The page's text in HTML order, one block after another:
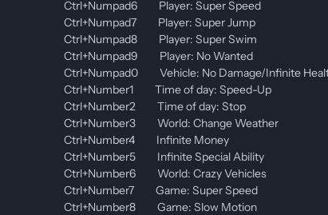
Ctrl+Numpad6 Player: Super Speed
Ctrl+Numpad7 Player: Super Jump
Ctrl+Numpad8 Player: Super Swim
Ctrl+Numpad9 Player: No Wanted
Ctrl+Numpad0 Vehicle: No Damage/Infinite
Ctrl+Number1 Time of day: Speed-Up
Ctrl+Number2 Time of day: Stop
Ctrl+Number3 World: Change Weather
Ctrl+Number4 Infinite Money
Ctrl+Number5 Infinite Special Ability
Ctrl+Number6 World: Crazy Vehicles
Ctrl+Number7 Game: Super Speed
Ctrl+Number8 Game: Slow Motion